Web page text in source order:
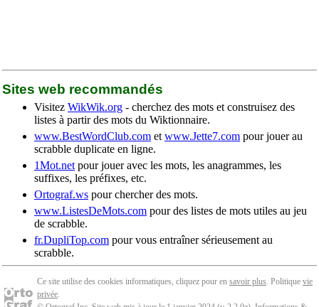
Sites web recommandés
Visitez WikWik.org - cherchez des mots et construisez des
listes à partir des mots du Wiktionnaire.
www.BestWordClub.com et www.Jette7.com pour jouer au
scrabble duplicate en ligne.
1Mot.net pour jouer avec les mots, les anagrammes, les
suffixes, les préfixes, etc.
Ortograf.ws pour chercher des mots.
www.ListesDeMots.com pour des listes de mots utiles au jeu
de scrabble.
fr.DupliTop.com pour vous entraîner sérieusement au
scrabble.
Ce site utilise des cookies informatiques, cliquez pour en savoir plus. Politique vie
privée.